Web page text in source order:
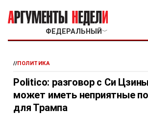
ФЕДЕРАЛЬНЫЙ ﹀
//ПОЛИТИКА
Politico: разговор с Си
может иметь неприятные
для Трампа